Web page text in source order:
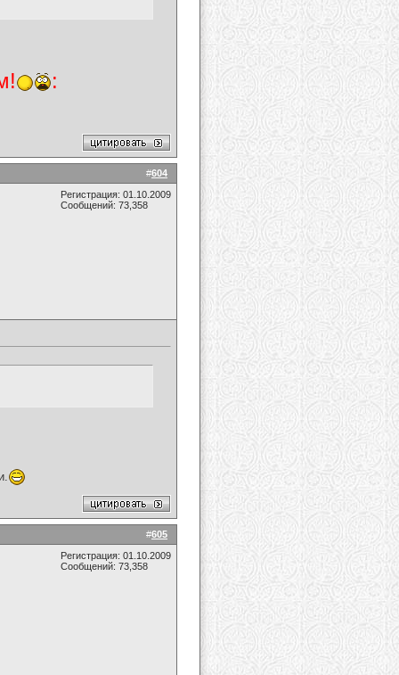
:
#604
Регистрация: 01.10.2009
Сообщений: 73,358
#605
Регистрация: 01.10.2009
Сообщений: 73,358